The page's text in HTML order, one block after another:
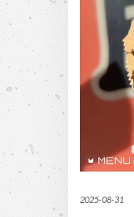
2025-08-31